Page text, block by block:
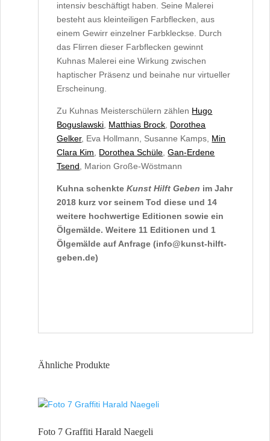
intensiv beschäftigt haben. Seine Malerei
besteht aus kleinteiligen Farbflecken, aus
einem Gewirr einzelner Farbkleckse. Durch
das Flirren dieser Farbflecken gewinnt
Kuhnas Malerei eine Wirkung zwischen
haptischer Präsenz und beinahe nur virtueller
Erscheinung.
Zu Kuhnas Meisterschülern zählen Hugo
Boguslawski Matthias Brock Dorothea
Gelker, Eva Hollmann, Susanne Kamps, Min
Clara Kim
Dorothea Schüle ,Gan-Erdene
Tsend , Marion Große-Wöstmann
Kuhna schenkteKunst Hilft Geben im Jahr
2018 kurz vor seinem Tod diese und 14
weitere hochwertige Editionen sowie ein
Ölgemälde. Weitere 11 Editionen und 1
Ölgemälde auf Anfrage (info@kunst-hilft-
geben.de)
Ähnliche Produkte
Foto 7 Graffiti Harald Naegeli